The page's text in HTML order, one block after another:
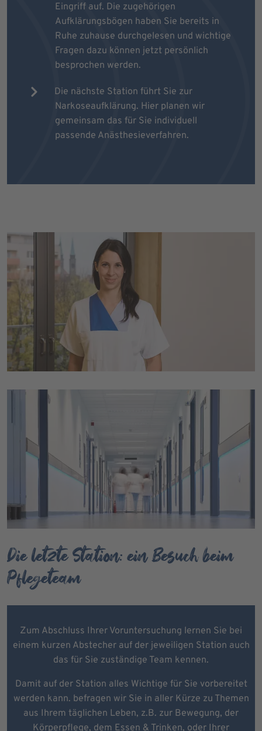
Eingriff auf. Die zugehörigen
Aufklärungsbögen haben Sie bereits in
Ruhe zuhause durchgelesen und wichtige
Fragen dazu können jetzt persönlich
besprochen werden.
Die nächste Station führt Sie zur
Narkoseaufklärung. Hier planen wir
gemeinsam das für Sie individuell
passende Anästhesieverfahren.
Die letzte Station: ein Besuch beim
Pflegeteam
Zum Abschluss Ihrer Voruntersuchung lernen Sie bei
einem kurzen Abstecher auf der jeweiligen Station auch
das für Sie zuständige Team kennen.
Damit auf der Station alles Wichtige für Sie vorbereitet
werden kann. befragen wir Sie in aller Kürze zu Themen
aus Ihrem täglichen Leben, z.B. zur Bewegung, der
Körperpflege, dem Essen & Trinken, oder Ihrer